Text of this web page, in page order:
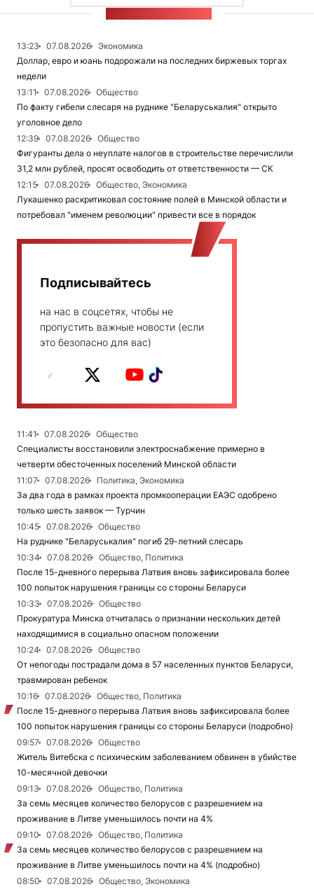
13:23 07.08.2026
Экономика
Доллар, евро и юань подорожали на последних биржевых торгах
недели
13:11
07.08.2026
Общество
По факту гибели слесаря на руднике "Беларуськалия" открыто
уголовное дело
12:39
07.08.2026
Общество
Фигуранты дела о неуплате налогов в строительстве перечислили
31,2 млн рублей, просят освободить от ответственности — СК
12:15
07.08.2026
Общество, Экономика
Лукашенко раскритиковал состояние полей в Минской области и
потребовал "именем революции" привести все в порядок
Подписывайтесь
на нас в соцсетях, чтобы не
пропустить важные новости (если
это безопасно для вас)
11:41 07.08.2026
Общество
Специалисты восстановили электроснабжение примерно в
четверти обесточенных поселений Минской области
11:07
07.08.2026
Политика, Экономика
За два года в рамках проекта промкооперации ЕАЭС одобрено
только шесть заявок — Турчин
10:45
07.08.2026
Общество
На руднике "Беларуськалия" погиб 29-летний слесарь
10:34
07.08.2026
Общество, Политика
После 15-дневного перерыва Латвия вновь зафиксировала более
100 попыток нарушения границы со стороны Беларуси
10:33
07.08.2026
Общество
Прокуратура Минска отчиталась о признании нескольких детей
находящимися в социально опасном положении
10:24
07.08.2026
Общество
От непогоды пострадали дома в 57 населенных пунктов Беларуси,
травмирован ребенок
10:16
07.08.2026
Общество, Политика
После 15-дневного перерыва Латвия вновь зафиксировала более
100 попыток нарушения границы со стороны Беларуси (подробно)
09:57
07.08.2026
Общество
Житель Витебска с психическим заболеванием обвинен в убийстве
10-месячной девочки
09:13
07.08.2026
Общество, Политика
За семь месяцев количество белорусов с разрешением на
проживание в Литве уменьшилось почти на 4%
09:10
07.08.2026
Общество, Политика
За семь месяцев количество белорусов с разрешением на
проживание в Литве уменьшилось почти на 4% (подробно)
08:50
07.08.2026
Общество, Экономика